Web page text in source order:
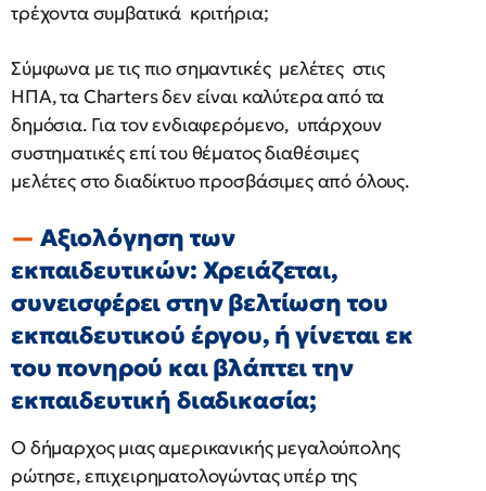
τρέχοντα συμβατικά κριτήρια;
Σύμφωνα με τις πιο σημαντικές μελέτες στις
ΗΠΑ, τα Charters δεν είναι καλύτερα από τα
δημόσια. Για τον ενδιαφερόμενο, υπάρχουν
συστηματικές επί του θέματος διαθέσιμες
μελέτες στο διαδίκτυο προσβάσιμες από όλους.
Αξιολόγηση των
εκπαιδευτικών: Χρειάζεται,
συνεισφέρει στην βελτίωση του
εκπαιδευτικού έργου, ή γίνεται εκ
του πονηρού και βλάπτει την
εκπαιδευτική διαδικασία;
O δήμαρχος μιας αμερικανικής μεγαλούπολης
ρώτησε, επιχειρηματολογώντας υπέρ της